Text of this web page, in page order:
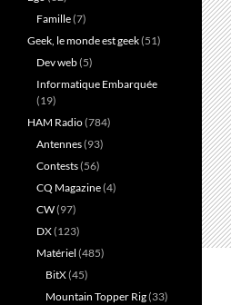
Famille(7)
Geek, le monde est geek(51)
Dev web(5)
Informatique Embarquée
(19)
HAM Radio(784)
Antennes(93)
Contests(56)
CQ Magazine(4)
CW(97)
DX(123)
Matériel (485)
BitX(45)
Mountain Topper Rig(33)